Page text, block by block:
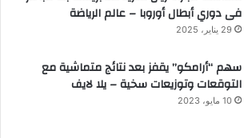
فى دوري أبطال أوروبا – عالم الرياضة
29 يناير، 2025
سهم “أرامكو” يقفز بعد نتائج متماشية مع
التوقعات وتوزيعات سخية – يلا لايف
10 مايو، 2023